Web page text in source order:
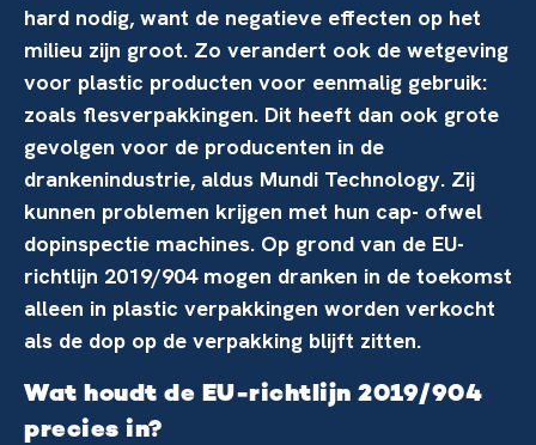
hard nodig, want de negatieve effecten op het
milieu zijn groot. Zo verandert ook de wetgeving
voor plastic producten voor eenmalig gebruik:
zoals flesverpakkingen. Dit heeft dan ook grote
gevolgen voor de producenten in de
drankenindustrie, aldus Mundi Technology. Zij
kunnen problemen krijgen met hun cap- ofwel
dopinspectie machines. Op grond van de EU-
richtlijn 2019/904 mogen dranken in de toekomst
alleen in plastic verpakkingen worden verkocht
als de dop op de verpakking blijft zitten.
Wat houdt de EU-richtlijn 2019/904
precies in?